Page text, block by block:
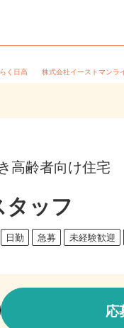
らく日高 株式会社イーストマン
高齢者向け住宅
タッフ
日勤 急募 未経験歓迎